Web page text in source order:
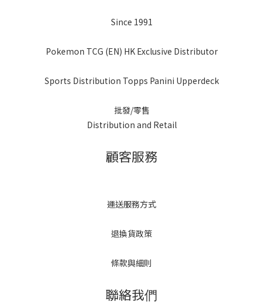
Since 1991
Pokemon TCG (EN) HK Exclusive Distributor
Sports Distribution Topps Panini Upperdeck
批發/零售
Distribution and Retail
顧客服務
運送服務方式
退換貨政策
條款與細則
聯絡我們